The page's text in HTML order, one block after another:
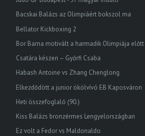
Bacskai Balázs az Olimpiáért bokszol ma
Bellator Kickboxing 2
Bor Barna motivált a harmadik Olimpiája előtt
Csatára készen – Győrfi Csaba
Habash Antoine vs Zhang Chenglong
Elkezdődött a junior ökölvívó EB Kaposváron
Heti összefoglaló (90.)
Kiss Balázs bronzérmes Lengyelországban
Ez volt a Fedor vs Maldonaldo